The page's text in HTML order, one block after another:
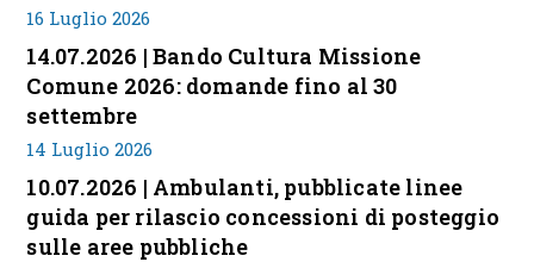
16 Luglio 2026
14.07.2026 | Bando Cultura Missione
Comune 2026: domande fino al 30
settembre
14 Luglio 2026
10.07.2026 | Ambulanti, pubblicate linee
guida per rilascio concessioni di posteggio
sulle aree pubbliche